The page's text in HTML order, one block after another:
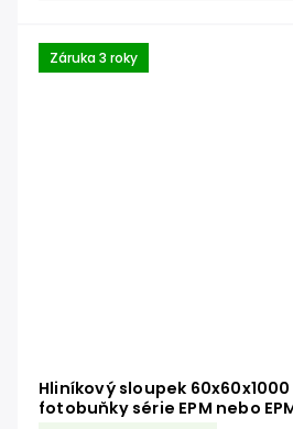
Záruka 3 roky
Hliníkový sloupek
fotobuňky série EPM nebo